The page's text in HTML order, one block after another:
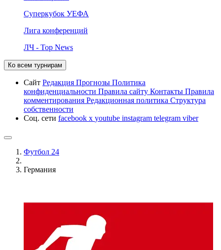
Суперкубок УЕФА
Лига конференций
ЛЧ - Top News
Ко всем турнирам
Сайт Редакция Прогнозы Политика
конфиденциальности Правила сайту Контакты Правила
комментирования Редакционная политика Структура
собственности
Соц. сети facebook x youtube instagram telegram viber
Футбол 24
Германия